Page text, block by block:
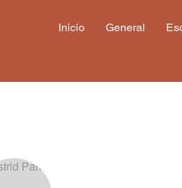
Inicio General